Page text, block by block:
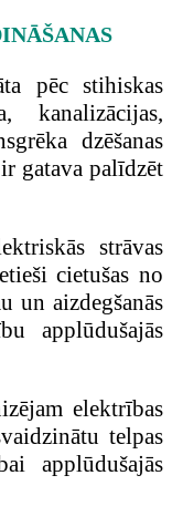
pēc stihiskas
kanalizācijas,
dzēšanas
gatava palīdzēt
strāvas
cietušas no
un aizdegšanās
applūdušajās
elektrības
telpas
applūdušajās